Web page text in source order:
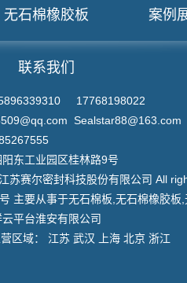
无石棉橡胶板 案例
联系我们
17768198022
Sealstar88@163.com
东工业园区桂林路9号
苏赛尔密封科技股份有限公司 All
主要从事于无石棉板 无石棉橡胶板
云平台淮安有限公司
区域： 江苏 武汉 上海 北京 浙江